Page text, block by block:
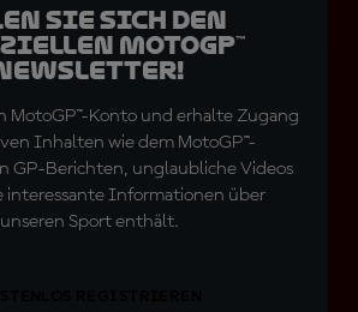
Sie sich den
MotoGP™
MotoGP™-Konto und erhalte Zugang
Inhalten wie dem MotoGP™-
GP-Berichten, unglaubliche Videos
interessante Informationen über
unseren Sport enthält.